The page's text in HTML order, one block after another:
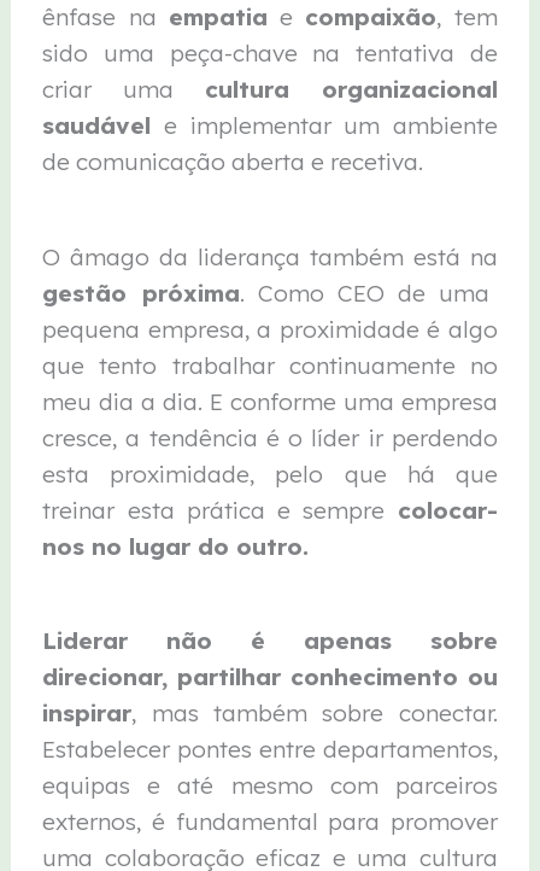
ênfase na empatia e compaixão, tem
sido uma peça-chave na tentativa de
criar uma cultura organizacional
saudável e implementar um ambiente
de comunicação aberta e recetiva.
O âmago da liderança também está na
gestão próxima. Como CEO de uma
pequena empresa, a proximidade é algo
que tento trabalhar continuamente no
meu dia a dia. E conforme uma empresa
cresce, a tendência é o líder ir perdendo
esta proximidade, pelo que há que
treinar esta prática e sempre colocar-
nos no lugar do outro.
Liderar não é apenas sobre
direcionar, partilhar conhecimento ou
inspirar, mas também sobre conectar.
Estabelecer pontes entre departamentos,
equipas e até mesmo com parceiros
externos, é fundamental para promover
uma colaboração eficaz e uma cultura